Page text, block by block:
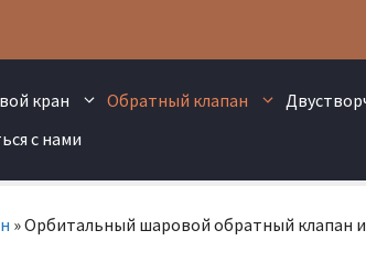
кран Обратный клапан
с нами
»Орбитальный шаровой обратный клапан